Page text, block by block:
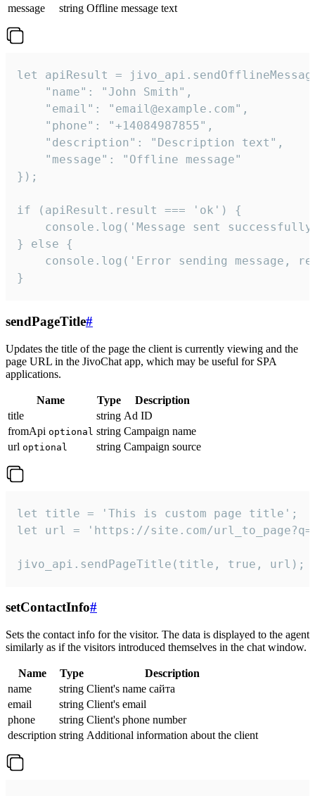
message
string Offline message text
let apiResult =
    "name": "John Smith",
    "email": "email@example.com",
    "phone": "+14084987855",
    "description": "Description text",
    "message": "Offline message"
});
if (apiResult.result === 'ok') {
console.log('Message sent
} else {
console.log('Error sending message,
}
sendPageTitle#
Updates the title of the page the client is currently viewing and the
page URL in the JivoChat app, which may be useful for SPA
applications.
Name Type
Description
title
string Ad ID
fromApi optional string Campaign name
url optional string Campaign source
let title = 'This is custom page title';
let url = 'https://site.com/
jivo_api.sendPageTitle(title, true, url);
setContactInfo#
Sets the contact info for the visitor. The data is displayed to the agent
similarly as if the visitors introduced themselves in the chat window.
Name Type
Description
name
string Client's name сайта
email
string Client's email
phone
string Client's phone number
description string Additional information about the client